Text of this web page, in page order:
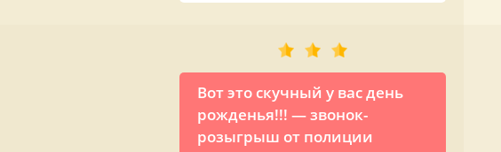
Вот это скучный у вас день
рожденья!!! — звонок-
розыгрыш от полиции